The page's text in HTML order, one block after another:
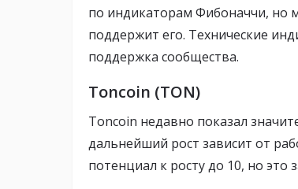
по индикаторам Фибоначчи, но
поддержит его. Технические
поддержка сообщества.
Toncoin (TON)
Toncoin недавно показал
дальнейший рост зависит от
потенциал к росту до 10, но это